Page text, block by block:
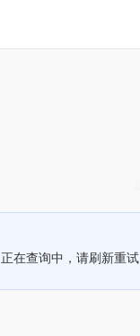
正在查询中，请刷新重试